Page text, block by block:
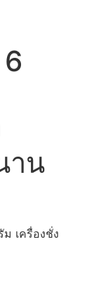
าน
เครื่องชั่ง